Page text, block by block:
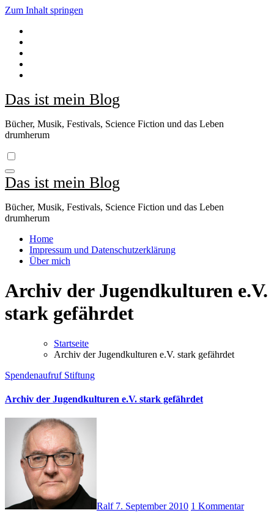
Zum Inhalt springen
Das ist mein Blog
Bücher, Musik, Festivals, Science Fiction und das Leben
drumherum
Das ist mein Blog
Bücher, Musik, Festivals, Science Fiction und das Leben
drumherum
Home
Impressum und Datenschutzerklärung
Über mich
Archiv der Jugendkulturen e.V.
stark gefährdet
Startseite
Archiv der Jugendkulturen e.V. stark gefährdet
Spendenaufruf Stiftung
Archiv der Jugendkulturen e.V. stark gefährdet
Ralf 7. September 2010 1 Kommentar